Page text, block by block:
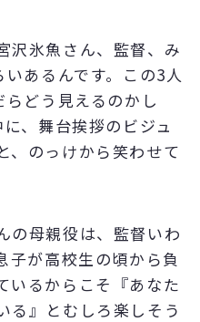
沢氷魚さん、監督、み
いあるんです。この3 人
どう見えるのかし
、舞台挨拶のビジュ
、のっけから笑わせて
の母親役は、監督いわ
子が高校生の頃から負
いるからこそ『あなた
る』とむしろ楽しそう